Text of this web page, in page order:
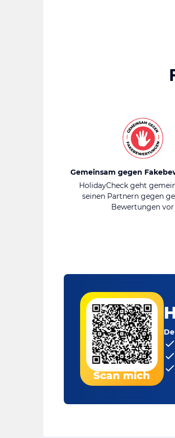
Gemeinsam gegen
HolidayCheck geht
seinen Partnern gegen
Bewertungen vor
Scan mich